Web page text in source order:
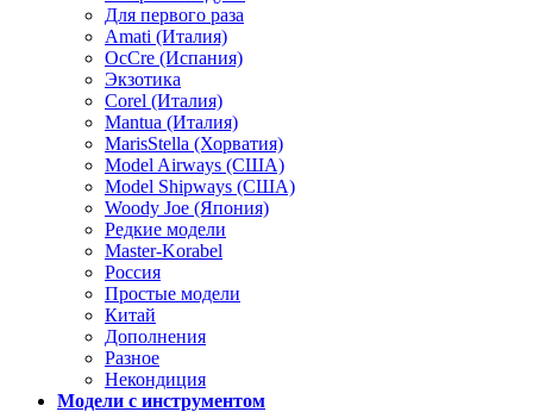
Для первого раза
Amati (Италия)
OcCre (Испания)
Экзотика
Corel (Италия)
Mantua (Италия)
MarisStella (Хорватия)
Model Airways (США)
Model Shipways (США)
Woody Joe (Япония)
Редкие модели
Master-Korabel
Россия
Простые модели
Китай
Дополнения
Разное
Некондиция
Модели с инструментом